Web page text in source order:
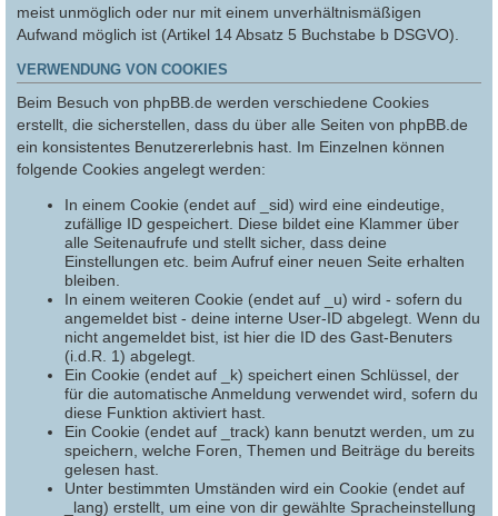
meist unmöglich oder nur mit einem unverhältnismäßigen
Aufwand möglich ist (Artikel 14 Absatz 5 Buchstabe b DSGVO).
VERWENDUNG VON COOKIES
Beim Besuch von phpBB.de werden verschiedene Cookies
erstellt, die sicherstellen, dass du über alle Seiten von phpBB.de
ein konsistentes Benutzererlebnis hast. Im Einzelnen können
folgende Cookies angelegt werden:
In einem Cookie (endet auf _sid) wird eine eindeutige,
zufällige ID gespeichert. Diese bildet eine Klammer über
alle Seitenaufrufe und stellt sicher, dass deine
Einstellungen etc. beim Aufruf einer neuen Seite erhalten
bleiben.
In einem weiteren Cookie (endet auf _u) wird - sofern du
angemeldet bist - deine interne User-ID abgelegt. Wenn du
nicht angemeldet bist, ist hier die ID des Gast-Benuters
(i.d.R. 1) abgelegt.
Ein Cookie (endet auf _k) speichert einen Schlüssel, der
für die automatische Anmeldung verwendet wird, sofern du
diese Funktion aktiviert hast.
Ein Cookie (endet auf _track) kann benutzt werden, um zu
speichern, welche Foren, Themen und Beiträge du bereits
gelesen hast.
Unter bestimmten Umständen wird ein Cookie (endet auf
_lang) erstellt, um eine von dir gewählte Spracheinstellung